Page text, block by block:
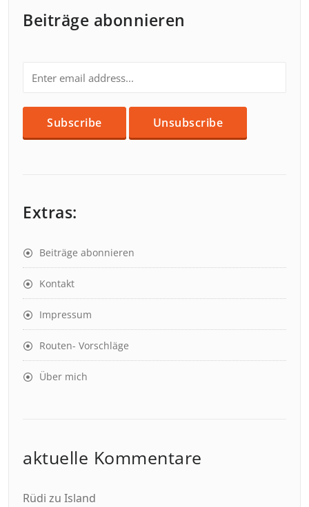
Beiträge abonnieren
Extras:
Beiträge abonnieren
Kontakt
Impressum
Routen- Vorschläge
Über mich
aktuelle Kommentare
Rüdi zu Island